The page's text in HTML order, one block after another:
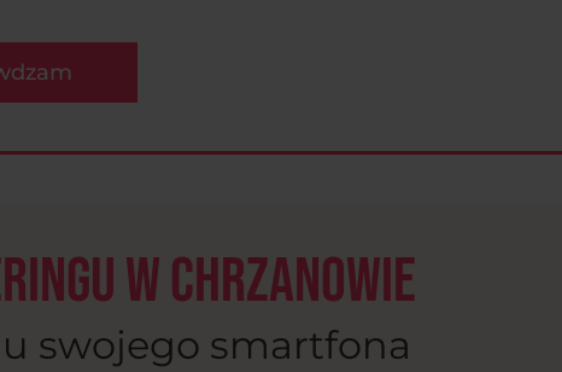
w Chrzanowie
swojego smartfona